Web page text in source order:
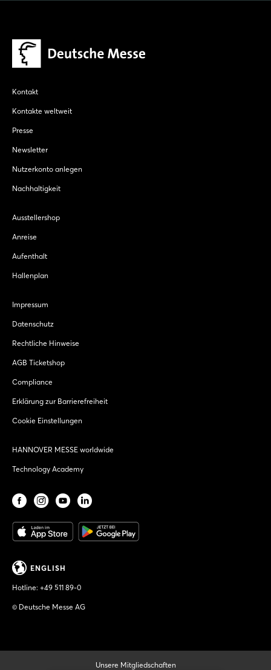
Kontakt
Kontakte weltweit
Presse
Newsletter
Nutzerkonto anlegen
Nachhaltigkeit
Ausstellershop
Anreise
Aufenthalt
Hallenplan
Impressum
Datenschutz
Rechtliche Hinweise
AGB Ticketshop
Compliance
Erklärung zur Barrierefreiheit
Cookie Einstellungen
HANNOVER MESSE worldwide
Technology Academy
ENGLISH
Hotline: +49 511 89-0
© Deutsche Messe AG
Unsere Mitgliedschaften